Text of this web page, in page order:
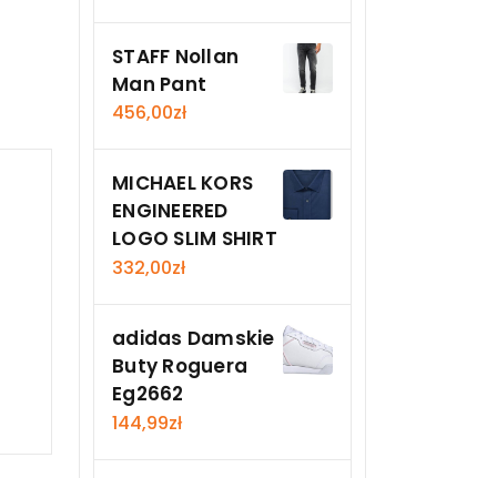
STAFF Nollan
Man Pant
456,00zł
MICHAEL KORS
ENGINEERED
LOGO SLIM SHIRT
332,00zł
adidas Damskie
Buty Roguera
Eg2662
144,99zł